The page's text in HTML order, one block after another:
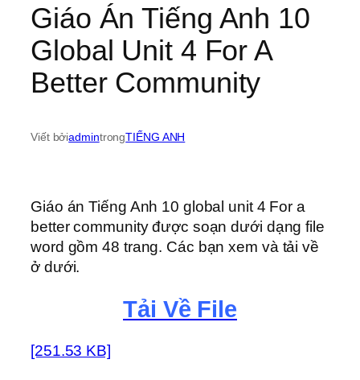
Giáo Án Tiếng Anh 10
Global Unit 4 For A
Better Community
Viết bởiadmintrongTIẾNG ANH
Giáo án Tiếng Anh 10 global unit 4 For a
better community được soạn dưới dạng file
word gồm 48 trang. Các bạn xem và tải về
ở dưới.
Tải Về File
[251.53 KB]